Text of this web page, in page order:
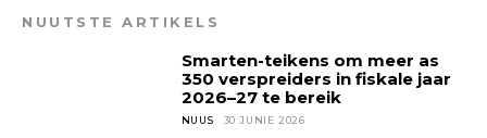
NUUTSTE ARTIKELS
Smarten-teikens om meer as
350 verspreiders in fiskale jaar
2026–27 te bereik
NUUS 30 JUNIE 2026